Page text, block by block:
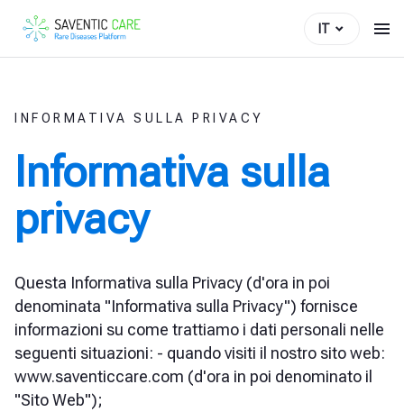
IT
INFORMATIVA SULLA PRIVACY
Informativa sulla
privacy
Questa Informativa sulla Privacy (d'ora in poi
denominata "Informativa sulla Privacy") fornisce
informazioni su come trattiamo i dati personali nelle
seguenti situazioni: - quando visiti il nostro sito web:
www.saventiccare.com (d'ora in poi denominato il
"Sito Web");